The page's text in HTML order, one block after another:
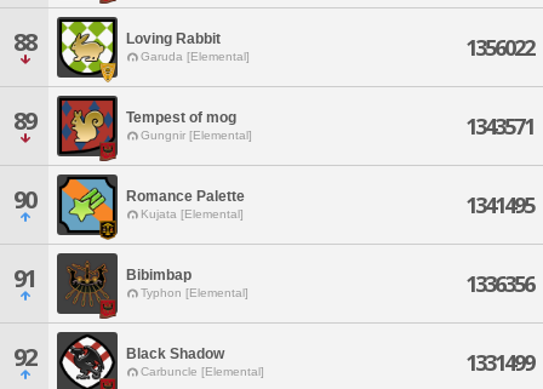
88 Loving Rabbit
Garuda [Elemental] 1356022
89 Tempest of mog
Gungnir [Elemental] 1343571
90 Romance Palette
Kujata [Elemental] 1341495
91 Bibimbap
Typhon [Elemental] 1336356
92 Black Shadow
Carbuncle [Elemental] 1331499